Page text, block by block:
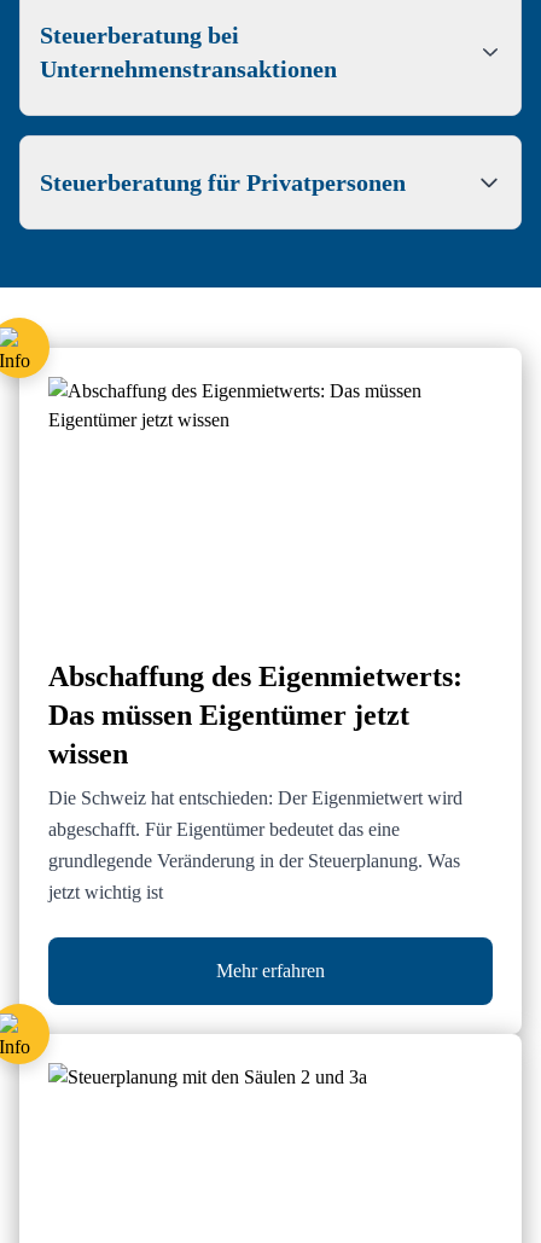
Steuerberatung bei
Unternehmenstransaktionen
Steuerberatung für Privatpersonen
Abschaffung des Eigenmietwerts:
Das müssen Eigentümer jetzt
wissen
Die Schweiz hat entschieden: Der Eigenmietwert wird
abgeschafft. Für Eigentümer bedeutet das eine
grundlegende Veränderung in der Steuerplanung. Was
jetzt wichtig ist
Mehr erfahren